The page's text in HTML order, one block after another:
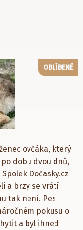
OBLÍBENÉ
ovčáka, který
dobu dvou dnů,
Dočasky.cz
a brzy se vrátí
tak není. Pes
pokusu o
a byl ihned